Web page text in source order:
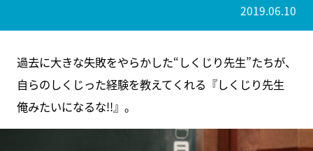
2019.06.10
過去に大きな失敗をやらかした“しくじり先生”たちが、
自らのしくじった経験を教えてくれる『しくじり先生
俺みたいになるな!!』。